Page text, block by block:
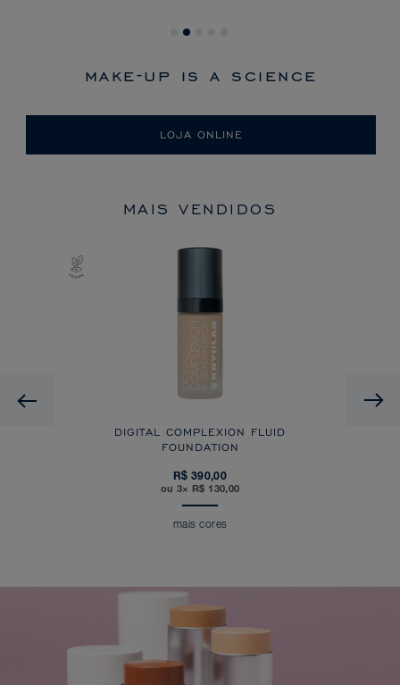
make-up is a science
LOJA ONLINE
MAIS VENDIDOS
Previous
DIGITAL COMPLEXION FLUID
FOUNDATION
R$ 390,00
ou 3× R$ 130,00
mais cores